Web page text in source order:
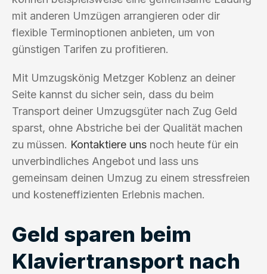
mit anderen Umzügen arrangieren oder dir
flexible Terminoptionen anbieten, um von
günstigen Tarifen zu profitieren.
Mit Umzugskönig Metzger Koblenz an deiner
Seite kannst du sicher sein, dass du beim
Transport deiner Umzugsgüter nach Zug Geld
sparst, ohne Abstriche bei der Qualität machen
zu müssen. Kontaktiere uns noch heute für ein
unverbindliches Angebot und lass uns
gemeinsam deinen Umzug zu einem stressfreien
und kosteneffizienten Erlebnis machen.
Geld sparen beim
Klaviertransport nach